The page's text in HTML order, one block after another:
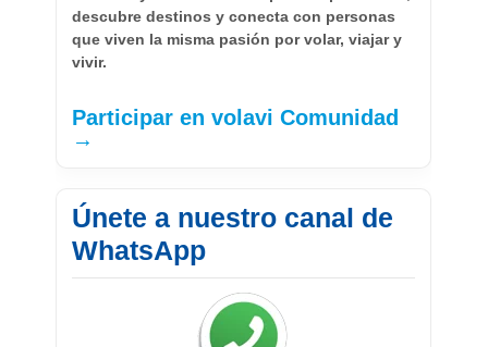
descubre destinos y conecta con personas
que viven la misma pasión por volar, viajar y
vivir.
Participar en volavi Comunidad
→
Únete a nuestro canal de
WhatsApp